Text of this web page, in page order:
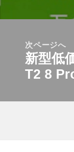
稿:
次ページへ
次
の
稿:
新型低
T2 8